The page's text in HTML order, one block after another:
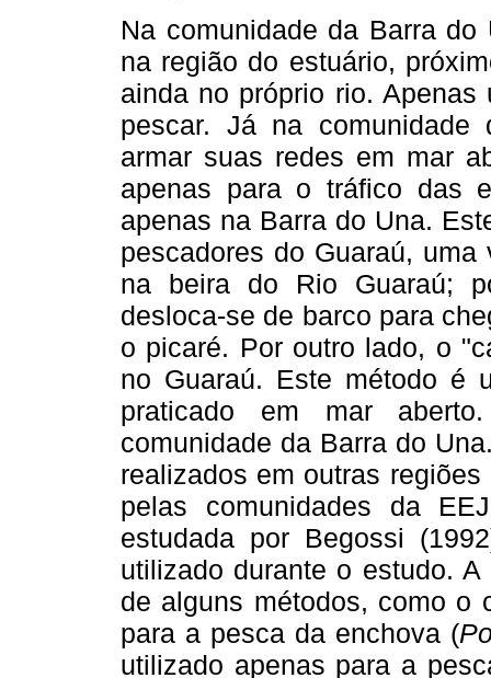
Na comunidade da Barra
na região do estuário,
ainda no próprio rio.
pescar. Já na comunidade
armar suas redes em mar
apenas para o tráfico das
apenas na Barra do Una.
pescadores do Guaraú,
na beira do Rio Guaraú;
desloca-se de barco para
o picaré. Por outro lado, o
no Guaraú. Este método é
praticado em mar
comunidade da Barra do
realizados em outras
pelas comunidades da
estudada por Begossi
utilizado durante o estudo.
de alguns métodos, como o
para a pesca da enchova (
utilizado apenas para a